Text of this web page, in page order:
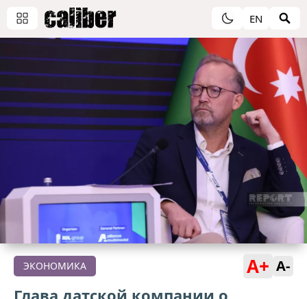
EN
ЭКОНОМИКА A+ A-